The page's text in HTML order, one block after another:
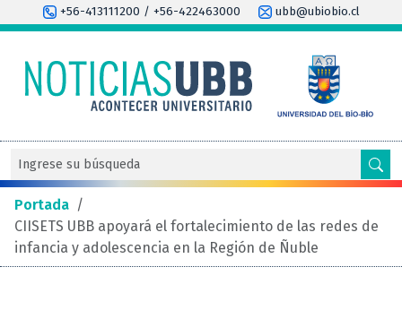
+56-413111200 / +56-422463000 ubb@ubiobio.cl
Portada /
CIISETS UBB apoyará el fortalecimiento de las redes de
infancia y adolescencia en la Región de Ñuble